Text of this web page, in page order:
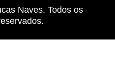
Naves. Todos os